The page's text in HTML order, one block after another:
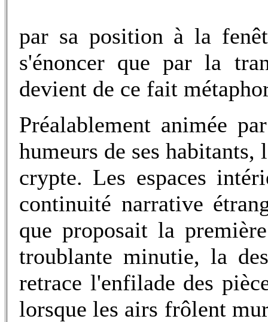
par sa position à la
s'énoncer que par la
devient de ce fait
Préalablement animée
humeurs de ses
crypte. Les espaces
continuité narrative
que proposait la
troublante minutie, la
retrace l'enfilade des
lorsque les airs frôlent